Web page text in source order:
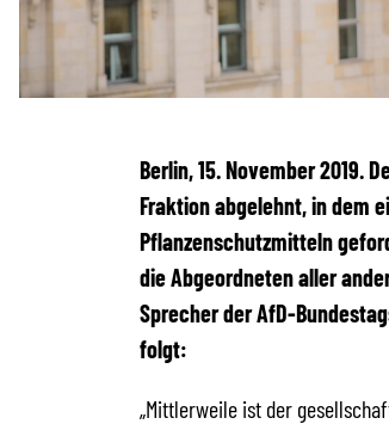
Berlin, 15. November 2019.
Fraktion abgelehnt, in dem
Pflanzenschutzmitteln
die Abgeordneten aller
Sprecher der AfD-
folgt:
„Mittlerweile ist der